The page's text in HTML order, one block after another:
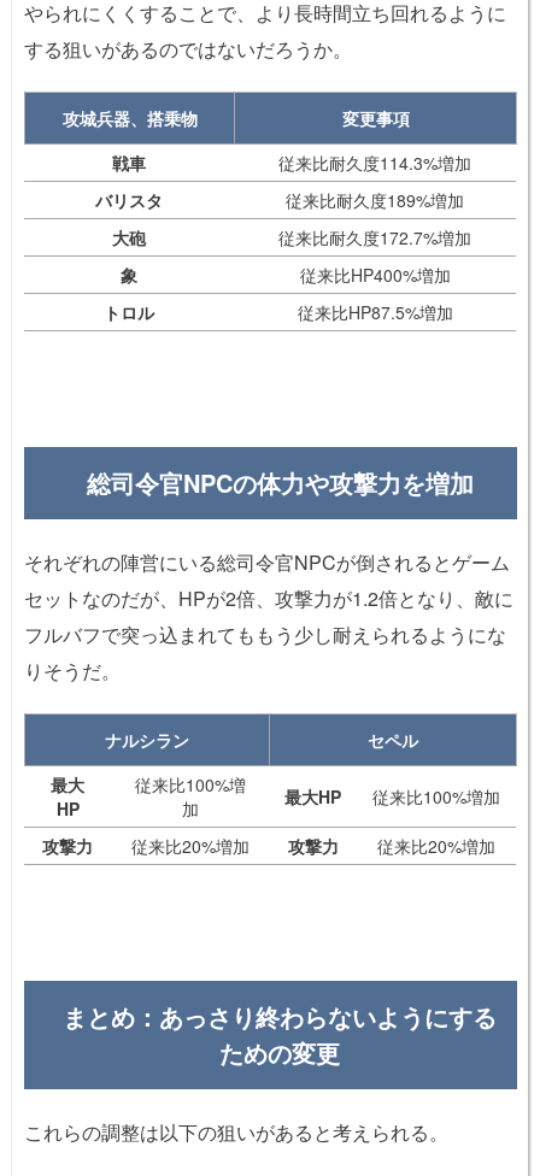
やられにくくすることで、より長時間立ち回れるように
する狙いがあるのではないだろうか。
攻城兵器、搭乗物
変更事項
戦車
従来比耐久度114.3%増加
バリスタ
従来比耐久度189%増加
大砲
従来比耐久度172.7%増加
象
従来比HP400%増加
トロル
従来比HP87.5%増加
総司令官NPCの体力や攻撃力を増加
それぞれの陣営にいる総司令官NPCが倒されるとゲーム
セットなのだが、HPが2倍、攻撃力が1.2倍となり、敵に
フルバフで突っ込まれてももう少し耐えられるようにな
りそうだ。
ナルシラン
セペル
最大
HP
従来比100%増
加
最大HP 従来比100%増加
攻撃力 従来比20%増加 攻撃力 従来比20%増加
まとめ：あっさり終わらないようにする
ための変更
これらの調整は以下の狙いがあると考えられる。